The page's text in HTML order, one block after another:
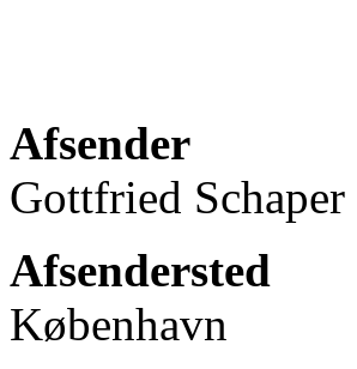
Afsender
Gottfried Schaper
Afsendersted
København